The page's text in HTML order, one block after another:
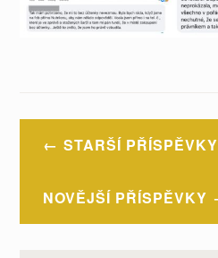
Navigace
příspěvky
STARŠÍ PŘÍSPĚVKY
NOVĚJŠÍ PŘÍSPĚVKY